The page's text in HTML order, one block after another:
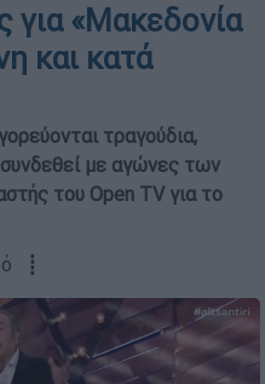
για «Μακεδονία
και κατά
τραγούδια,
με αγώνες των
του Open TV για το
┋